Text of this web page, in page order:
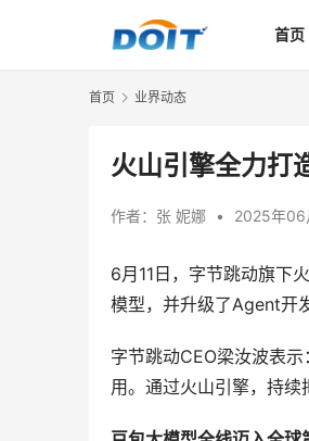
首页
首页 业界动态
火山引擎全力打
作者： 张 妮娜 • 2025年06
6月11日，字节跳动旗下
模型，并升级了Agent开
字节跳动CEO梁汝波表
用。通过火山引擎，持续